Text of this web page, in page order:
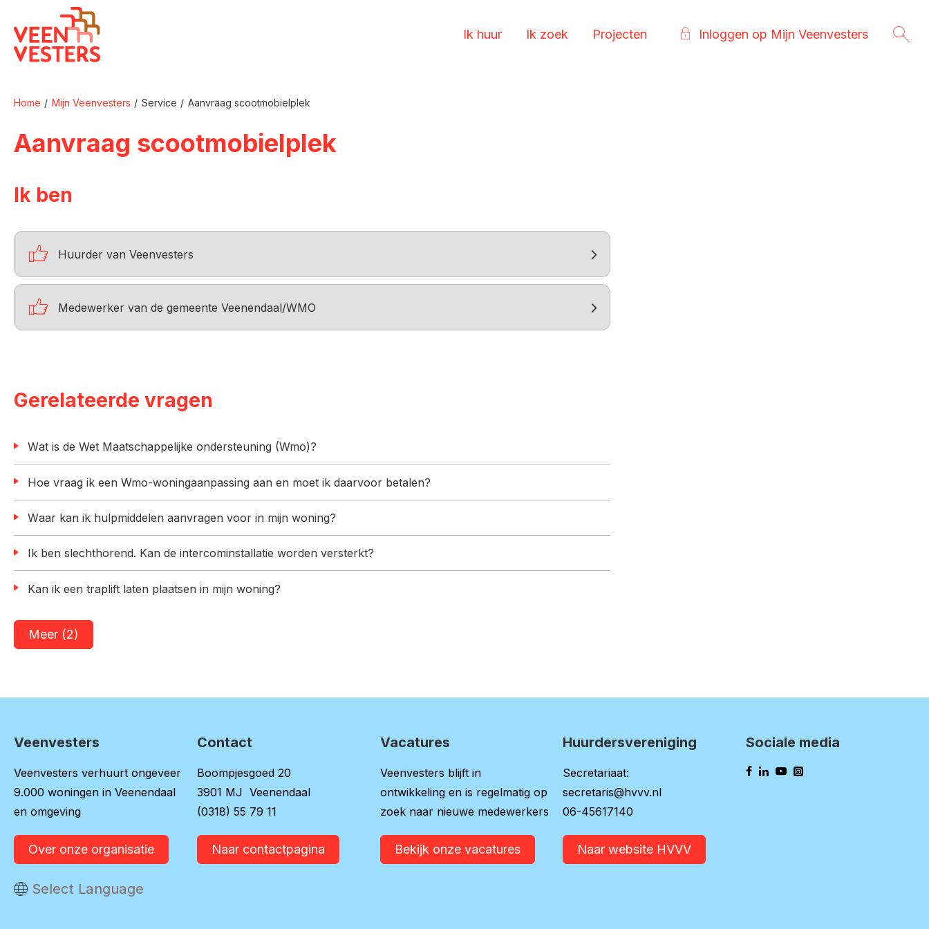
Naar hoofdinhoud
Naar hoofdnavigatiemenu
Naar zoeken
Naar de homepage
Ik huur Ik zoek Projecten Inloggen op Mijn Veenvesters
Home Mijn Veenvesters Service Aanvraag scootmobielplek
Aanvraag scootmobielplek
Ik ben
 Huurder van Veenvesters
 Medewerker van de gemeente Veenendaal/WMO
Gerelateerde vragen
Wat is de Wet Maatschappelijke ondersteuning (Wmo)?
Hoe vraag ik een Wmo-woningaanpassing aan en moet ik daarvoor betalen?
Waar kan ik hulpmiddelen aanvragen voor in mijn woning?
Ik ben slechthorend. Kan de intercominstallatie worden versterkt?
Kan ik een traplift laten plaatsen in mijn woning?
Meer (2)
Contactinformatie
Veenvesters
Veenvesters verhuurt ongeveer
9.000 woningen in Veenendaal
en omgeving
Over onze organisatie
Contact
Boompjesgoed 20
3901 MJ Veenendaal
(0318) 55 79 11
Naar contactpagina
Vacatures
Veenvesters blijft in
ontwikkeling en is regelmatig op
zoek naar nieuwe medewerkers
Bekijk onze vacatures
Huurdersvereniging
Secretariaat:
secretaris@hvvv.nl
06-45617140
Naar website HVVV
Sociale media
Vertaal deze pagina
Select Language